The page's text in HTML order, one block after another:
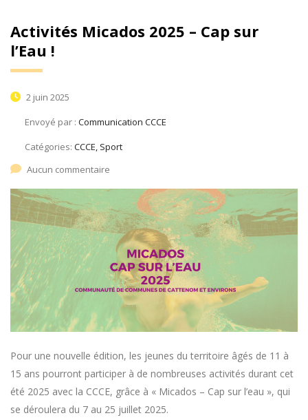
Activités Micados 2025 – Cap sur
l’Eau !
2 juin 2025
Envoyé par : Communication CCCE
Catégories: CCCE, Sport
Aucun commentaire
Pour une nouvelle édition, les jeunes du territoire âgés de 11 à
15 ans pourront participer à de nombreuses activités durant cet
été 2025 avec la CCCE, grâce à « Micados – Cap sur l’eau », qui
se déroulera du 7 au 25 juillet 2025.